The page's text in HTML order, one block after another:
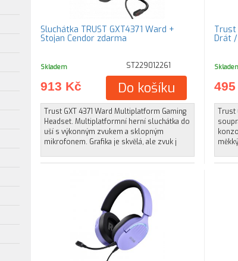
Sluchátka TRUST GXT4371 Ward +
Stojan Cendor zdarma
Skladem ST229012261
913 Kč Do košíku
Trust GXT 4371 Ward Multiplatform Gaming
Headset. Multiplatformní herní sluchátka do
uší s výkonným zvukem a sklopným
mikrofonem. Grafika je skvělá, ale zvuk j
Trust
Drát
Trust